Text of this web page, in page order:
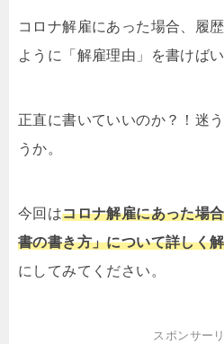
コロナ解雇にあった場合、履
ように「解雇理由」を書けば
正直に書いていいのか？！迷
うか。
今回はコロナ解雇にあった場
書の書き方」について詳しく
にしてみてください。
スポンサー